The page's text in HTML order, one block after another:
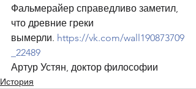
Фальмерайер справедливо заметил,
что древние греки
вымерли. https://vk.com/wall190873709
_22489
Артур Устян, доктор философии
История